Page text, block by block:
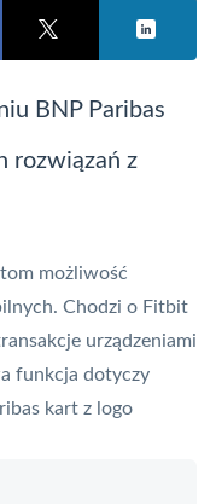
BNP Paribas
rozwiązań z
możliwość
Chodzi o Fitbit
urządzeniami
funkcja dotyczy
kart z logo